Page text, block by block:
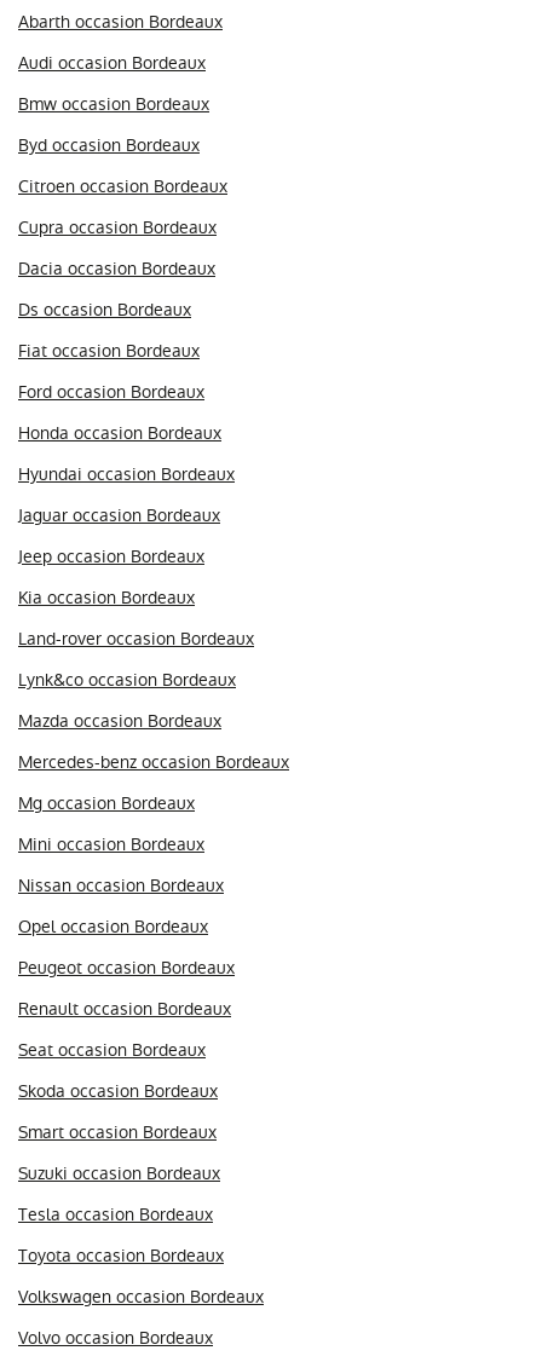
Abarth occasion Bordeaux
Audi occasion Bordeaux
Bmw occasion Bordeaux
Byd occasion Bordeaux
Citroen occasion Bordeaux
Cupra occasion Bordeaux
Dacia occasion Bordeaux
Ds occasion Bordeaux
Fiat occasion Bordeaux
Ford occasion Bordeaux
Honda occasion Bordeaux
Hyundai occasion Bordeaux
Jaguar occasion Bordeaux
Jeep occasion Bordeaux
Kia occasion Bordeaux
Land-rover occasion Bordeaux
Lynk&co occasion Bordeaux
Mazda occasion Bordeaux
Mercedes-benz occasion Bordeaux
Mg occasion Bordeaux
Mini occasion Bordeaux
Nissan occasion Bordeaux
Opel occasion Bordeaux
Peugeot occasion Bordeaux
Renault occasion Bordeaux
Seat occasion Bordeaux
Skoda occasion Bordeaux
Smart occasion Bordeaux
Suzuki occasion Bordeaux
Tesla occasion Bordeaux
Toyota occasion Bordeaux
Volkswagen occasion Bordeaux
Volvo occasion Bordeaux